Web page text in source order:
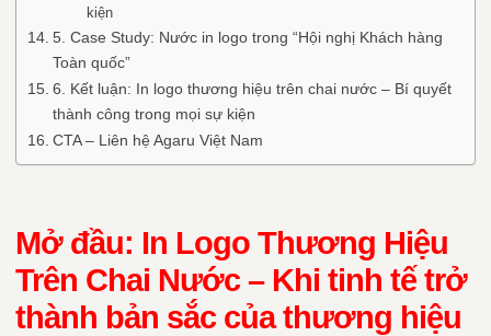
kiện
5. Case Study: Nước in logo trong “Hội nghị Khách hàng
Toàn quốc”
6. Kết luận: In logo thương hiệu trên chai nước – Bí quyết
thành công trong mọi sự kiện
CTA – Liên hệ Agaru Việt Nam
Mở đầu: In Logo Thương Hiệu
Trên Chai Nước – Khi tinh tế trở
thành bản sắc của thương hiệu